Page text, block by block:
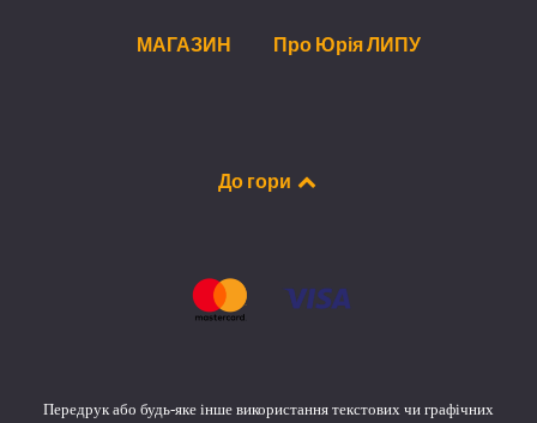
МАГАЗИН Про Юрія ЛИПУ
До гори
Передрук або будь-яке інше використання текстових чи графічних